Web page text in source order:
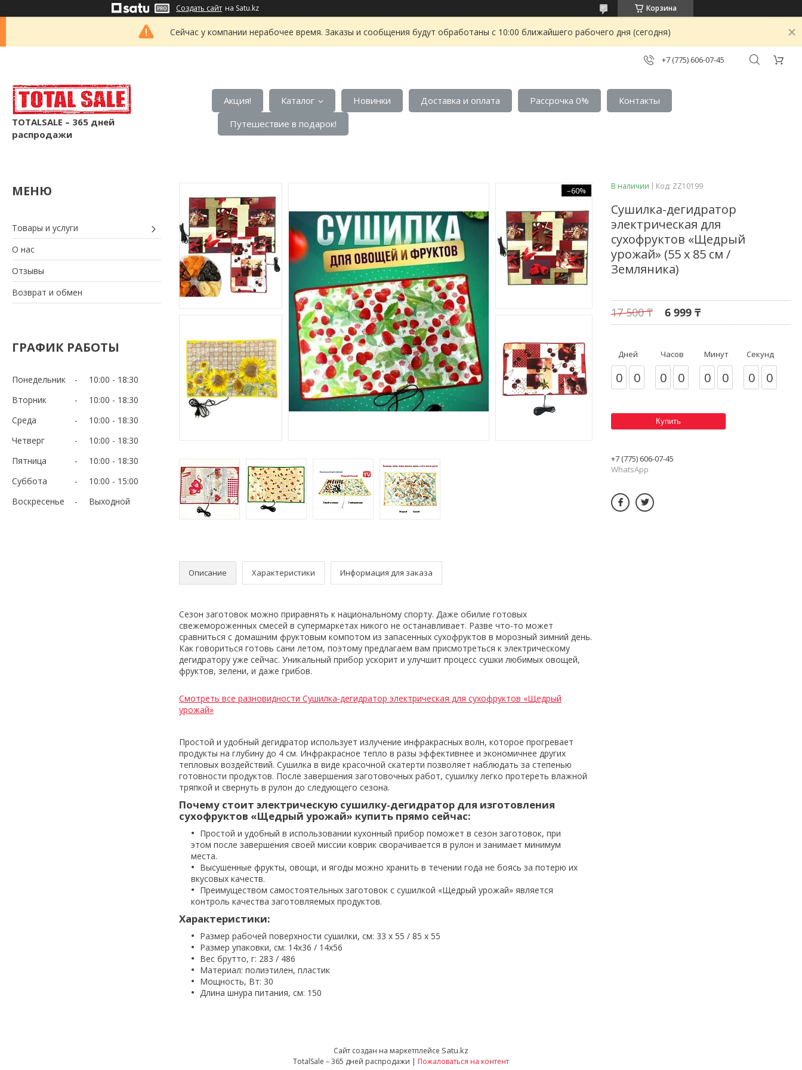
Создать сайт на Satu.kz Корзина
Сейчас у компании нерабочее время. Заказы и сообщения будут обработаны с 10:00 ближайшего рабочего дня (сегодня)
+7 (775) 606-07-45
TOTALSALE – 365 дней
распродажи
Акция! Каталог Новинки Доставка и оплата Рассрочка 0%
Контакты
Путешествие в подарок!
Товары и услуги
О нас
Отзывы
Возврат и обмен
ГРАФИК РАБОТЫ
Понедельник 10:00
18:30
Вторник
10:00
18:30
Среда
10:00
18:30
Четверг
10:00
18:30
Пятница
10:00
18:30
Суббота
10:00
15:00
Воскресенье
Выходной
–60%
Описание Характеристики Информация для заказа
Сезон заготовок можно приравнять к национальному спорту. Даже обилие готовых
свежемороженных смесей в супермаркетах никого не останавливает. Разве что-то может
сравниться с домашним фруктовым компотом из запасенных сухофруктов в морозный зимний день.
Как говориться готовь сани летом, поэтому предлагаем вам присмотреться к электрическому
дегидратору уже сейчас. Уникальный прибор ускорит и улучшит процесс сушки любимых овощей,
фруктов, зелени, и даже грибов.
Смотреть все разновидности Сушилка-дегидратор электрическая для сухофруктов «Щедрый
урожай»
Простой и удобный дегидратор использует излучение инфракрасных волн, которое прогревает
продукты на глубину до 4 см. Инфракрасное тепло в разы эффективнее и экономичнее других
тепловых воздействий. Сушилка в виде красочной скатерти позволяет наблюдать за степенью
готовности продуктов. После завершения заготовочных работ, сушилку легко протереть влажной
тряпкой и свернуть в рулон до следующего сезона.
Почему стоит электрическую сушилку-дегидратор для изготовления
сухофруктов «Щедрый урожай» купить прямо сейчас:
Простой и удобный в использовании кухонный прибор поможет в сезон заготовок, при
этом после завершения своей миссии коврик сворачивается в рулон и занимает минимум
места.
Высушенные фрукты, овощи, и ягоды можно хранить в течении года не боясь за потерю их
вкусовых качеств.
Преимуществом самостоятельных заготовок с сушилкой «Щедрый урожай» является
контроль качества заготовляемых продуктов.
Характеристики:
Размер рабочей поверхности сушилки, см: 33 х 55 / 85 х 55
Размер упаковки, см: 14х36 / 14х56
Вес брутто, г: 283 / 486
Материал: полиэтилен, пластик
Мощность, Вт: 30
Длина шнура питания, см: 150
В наличии Код: ZZ10199
Сушилка-дегидратор
электрическая для
сухофруктов «Щедрый
урожай» (55 х 85 см /
Земляника)
17 500 ₸ 6 999 ₸
Дней
0 0
Часов
0 0
Минут
0 0
Секунд
0 0
Купить
+7 (775) 606-07-45
WhatsApp
Сайт создан на маркетплейсе Satu.kz
TotalSale – 365 дней распродажи | Пожаловаться на контент